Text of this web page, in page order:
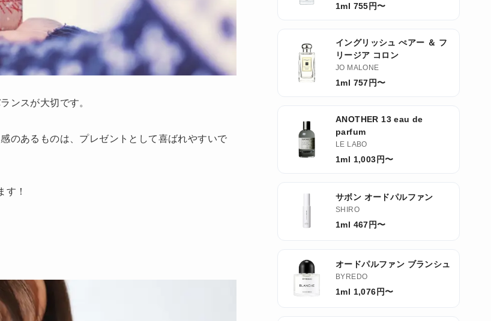
ンスが大切です。
のあるものは、プレゼントとして喜ばれやすいで
す！
1ml 755円〜
イングリッシュ ぺアー ＆ フ
リージア コロン
JO MALONE
1ml 757円〜
ANOTHER 13 eau de
parfum
LE LABO
1ml 1,003円〜
サボン オードパルファン
SHIRO
1ml 467円〜
オードパルファン ブランシュ
BYREDO
1ml 1,076円〜